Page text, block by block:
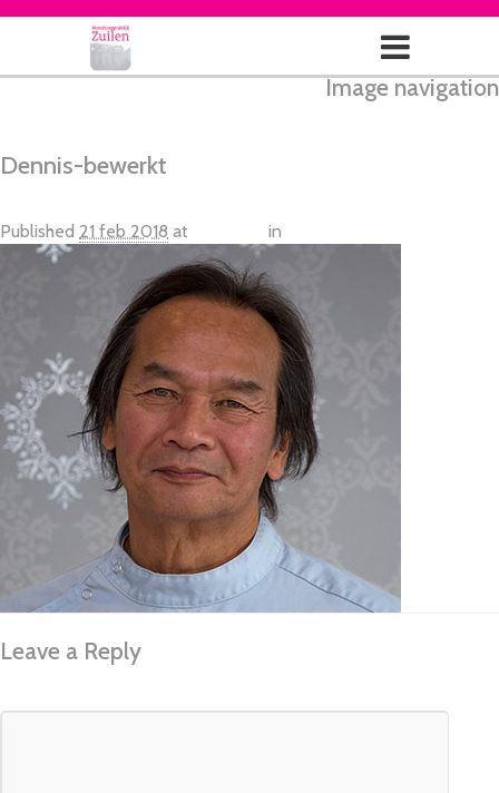
Image navigation
Dennis-bewerkt
Published 21 feb 2018 at in
Leave a Reply